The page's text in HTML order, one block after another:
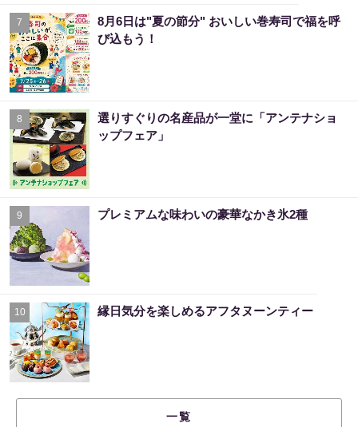
7
8月6日は"夏の節分" おいしい巻寿司で福を呼
び込もう！
8
選りすぐりの名産品が一堂に「アンテナショ
ップフェア」
9 プレミアムな味わいの豪華なかき氷2種
10 縁日気分を楽しめるアフタヌーンティー
一覧